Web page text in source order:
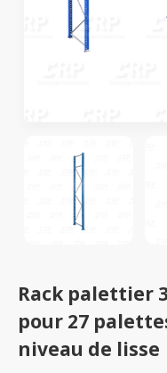
Rack palettier
pour 27
niveau de lisse